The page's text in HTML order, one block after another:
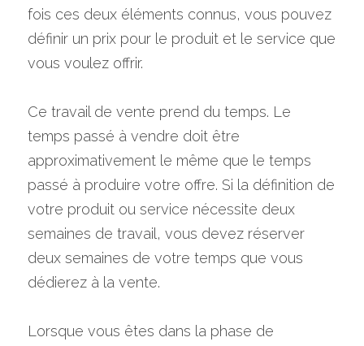
fois ces deux éléments connus, vous pouvez
définir un prix pour le produit et le service que
vous voulez offrir.
Ce travail de vente prend du temps. Le
temps passé à vendre doit être
approximativement le même que le temps
passé à produire votre offre. Si la définition de
votre produit ou service nécessite deux
semaines de travail, vous devez réserver
deux semaines de votre temps que vous
dédierez à la vente.
Lorsque vous êtes dans la phase de